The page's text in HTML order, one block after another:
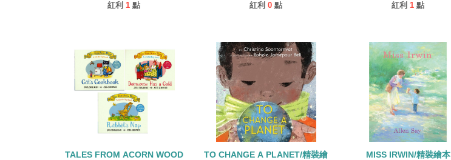
紅利 1 點
紅利 0 點
紅利 1 點
TALES FROM ACORN WOOD
TO CHANGE A PLANET/精裝繪
MISS IRWIN/精裝繪本